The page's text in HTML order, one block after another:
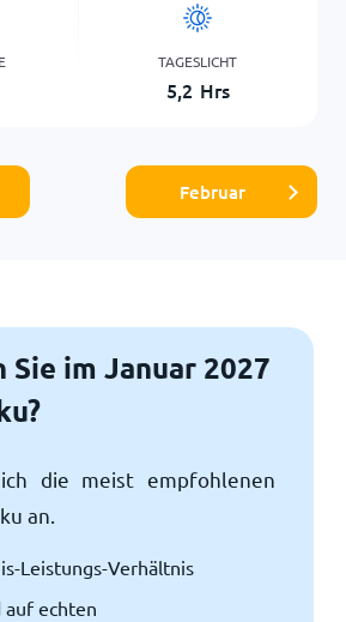
TAGESLICHT
5,2 Hrs
Februar
Sie im Januar 2027
die meist empfohlenen
an.
Leistungs-Verhältnis
auf echten